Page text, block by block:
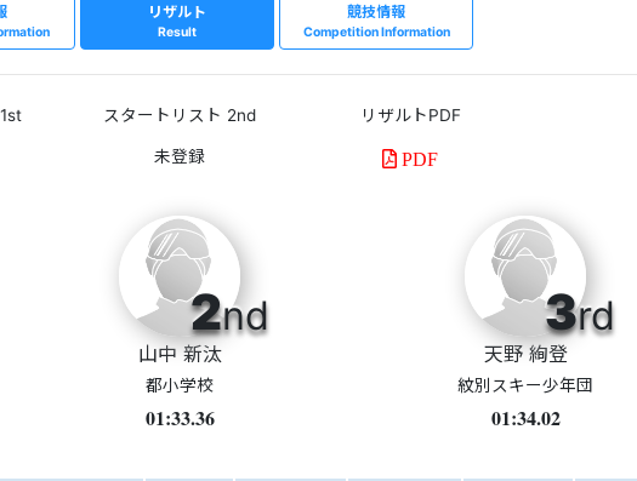
リザルト
Result
競技情報
Competition Information
スタートリスト 2nd リザルトPDF
PDF
2nd
山中 新汰
都小学校
01:33.36
3rd
天野 絢登
紋別スキー少年団
01:34.02